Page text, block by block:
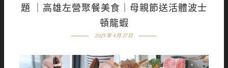
題 ｜高雄左營聚餐美食｜母親節送活體波士
頓龍蝦
2025 年 4 月 27 日